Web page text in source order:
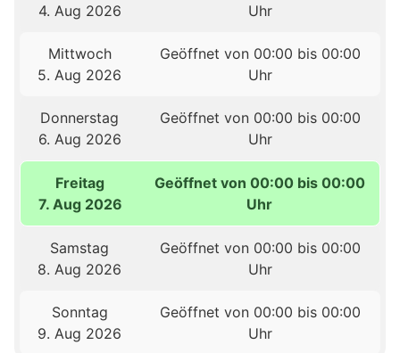
4. Aug 2026
Uhr
Mittwoch
5. Aug 2026
Geöffnet von 00:00 bis 00:00
Uhr
Donnerstag
6. Aug 2026
Geöffnet von 00:00 bis 00:00
Uhr
Freitag
7. Aug 2026
Geöffnet von 00:00 bis 00:00
Uhr
Samstag
8. Aug 2026
Geöffnet von 00:00 bis 00:00
Uhr
Sonntag
9. Aug 2026
Geöffnet von 00:00 bis 00:00
Uhr